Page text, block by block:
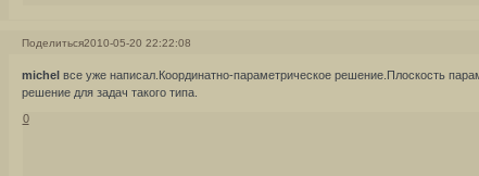
Поделиться2010-05-20 22:22:08
michelвсе уже написал.Координатно-параметрическое решение.Плоскость
решение для задач такого типа.
0